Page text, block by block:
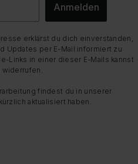
Anmelden
erklärst du dich einverstanden,
Updates per E-Mail informiert zu
Links in einer dieser E-Mails kannst
findest du in unserer
aktualisiert haben.